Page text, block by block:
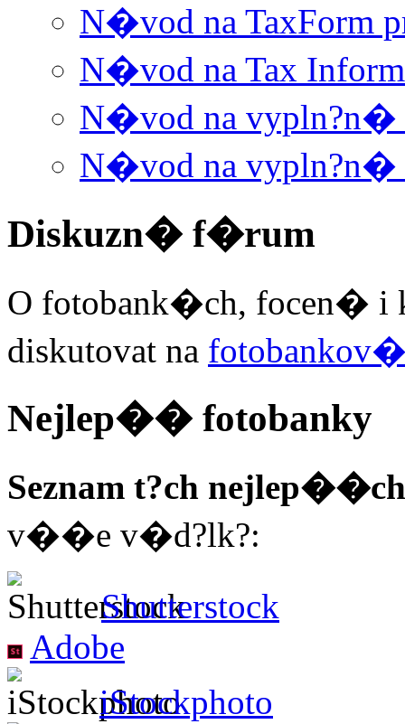
N�vod na TaxForm
N�vod na Tax
N�vod na vypln?n�
N�vod na vypln?n�
Diskuzn� f�rum
O fotobank�ch, focen� i
diskutovat na
Nejlep�� fotobanky
Seznam t?ch
v��e v�d?lk?:
Shutterstock
Adobe
iStockphoto